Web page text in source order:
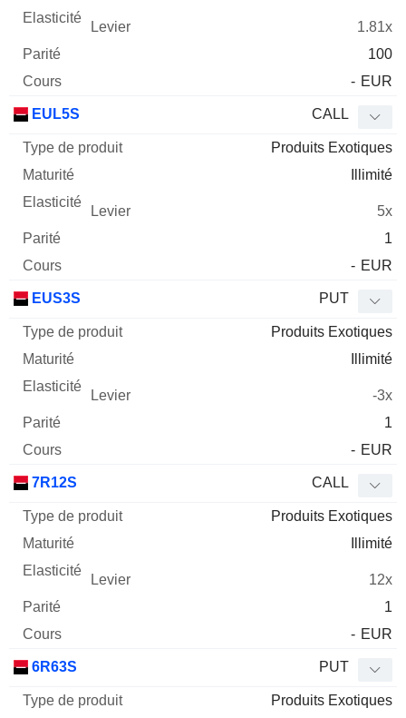
1.81x
100
- EUR
EUL5S CALL
Produits Exotiques
Illimité
5x
1
- EUR
EUS3S PUT
Produits Exotiques
Illimité
-3x
1
- EUR
7R12S CALL
Produits Exotiques
Illimité
12x
1
- EUR
6R63S PUT
Produits Exotiques